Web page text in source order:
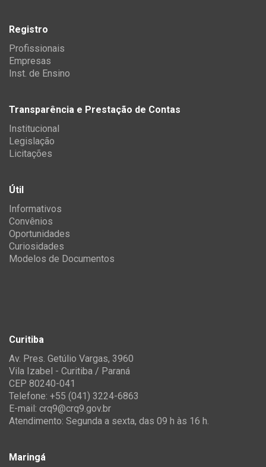
Registro
Profissionais
Empresas
Inst. de Ensino
Transparência e Prestação de Contas
Institucional
Legislação
Licitações
Útil
Informativos
Convênios
Oportunidades
Curiosidades
Modelos de Documentos
Curitiba
Av. Pres. Getúlio Vargas, 3960
Vila Izabel - Curitiba / Paraná
CEP 80240-041
Telefone: +55 (041) 3224-6863
E-mail: crq9@crq9.gov.br
Atendimento: Segunda a sexta, das 09 h às 16 h.
Maringá